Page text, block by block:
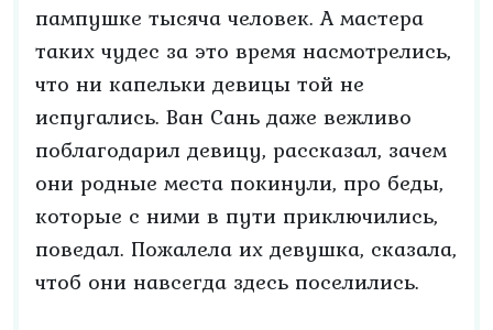
пампушке тысяча человек. А мастера
таких чудес за это время насмотрелись,
что ни капельки девицы той не
испугались. Ван Сань даже вежливо
поблагодарил девицу, рассказал, зачем
они родные места покинули, про беды,
которые с ними в пути приключились,
поведал. Пожалела их девушка, сказала,
чтоб они навсегда здесь поселились.